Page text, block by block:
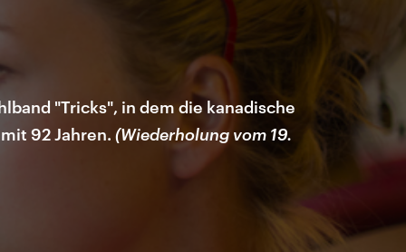
"Tricks", in dem die kanadische
92 Jahren. (Wiederholung vom 19.